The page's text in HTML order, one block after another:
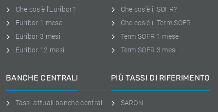
Che cos'è l'Euribor?
Euribor 1 mese
Euribor 3 mesi
Euribor 12 mesi
Che cos'è il SOFR?
Che cos'è il Term SOFR
Term SOFR 1 mese
Term SOFR 3 mesi
BANCHE CENTRALI
Tassi attuali banche centrali
PIÙ TASSI DI RIFERIMENTO
SARON